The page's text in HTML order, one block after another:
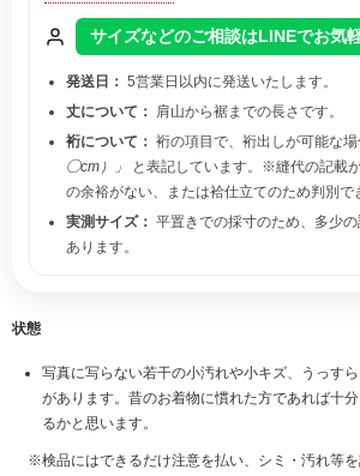
サイズなどのご相談はLINEでお気
発送日： 5営業日以内に発送いたします。
丈について： 肩山から裾までの長さです。
裄について： 裄の項目で、裄出しが可能な場
◯cm）」
と表記しています。※縫代の記載
の余裕がない、または袷仕立てのため判別で
実測サイズ： 平置きでの採寸のため、多少
あります。
状態
写真に写らない若干の小汚れや小キズ、うっす
があります。昔のお着物に慣れた方であれば十
るかと思います。
検品にはできるだけ注意を払い、シミ・汚れ等